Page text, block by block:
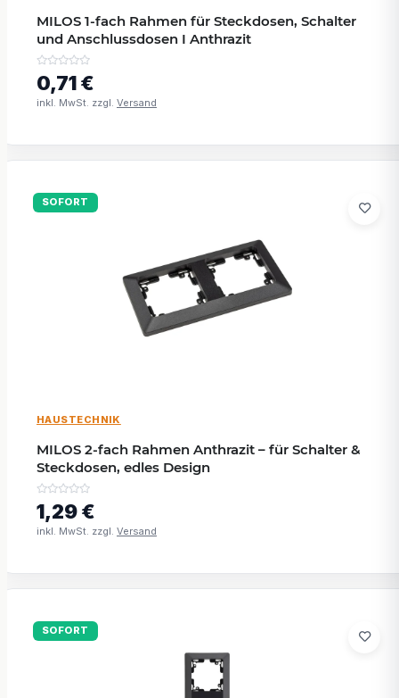
MILOS 1-fach Rahmen für Steckdosen, Schalter
und Anschlussdosen I Anthrazit
0,71 €
inkl. MwSt. zzgl. Versand
SOFORT
HAUSTECHNIK
MILOS 2-fach Rahmen Anthrazit – für Schalter &
Steckdosen, edles Design
1,29 €
inkl. MwSt. zzgl. Versand
SOFORT